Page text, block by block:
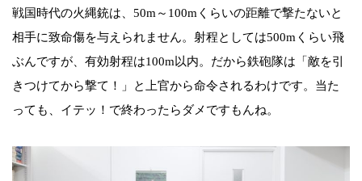
戦国時代の火縄銃は、50m～100mくらいの距離で撃たないと
相手に致命傷を与えられません。射程としては500mくらい飛
ぶんですが、有効射程は100m以内。だから鉄砲隊は「敵を引
きつけてから撃て！」と上官から命令されるわけです。当た
っても、イテッ！で終わったらダメですもんね。